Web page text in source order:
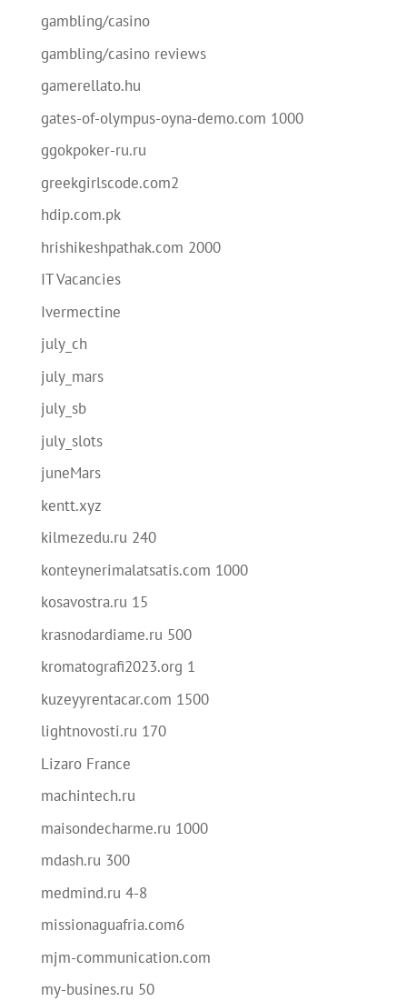
gambling/casino
gambling/casino reviews
gamerellato.hu
gates-of-olympus-oyna-demo.com 1000
ggokpoker-ru.ru
greekgirlscode.com2
hdip.com.pk
hrishikeshpathak.com 2000
IT Vacancies
Ivermectine
july_ch
july_mars
july_sb
july_slots
juneMars
kentt.xyz
kilmezedu.ru 240
konteynerimalatsatis.com 1000
kosavostra.ru 15
krasnodardiame.ru 500
kromatografi2023.org 1
kuzeyyrentacar.com 1500
lightnovosti.ru 170
Lizaro France
machintech.ru
maisondecharme.ru 1000
mdash.ru 300
medmind.ru 4-8
missionaguafria.com6
mjm-communication.com
my-busines.ru 50